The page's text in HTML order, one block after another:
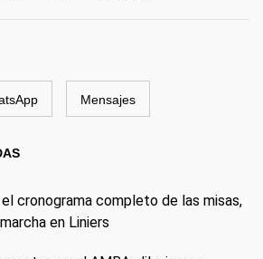
Mensajes
cronograma completo de las misas,
en Liniers